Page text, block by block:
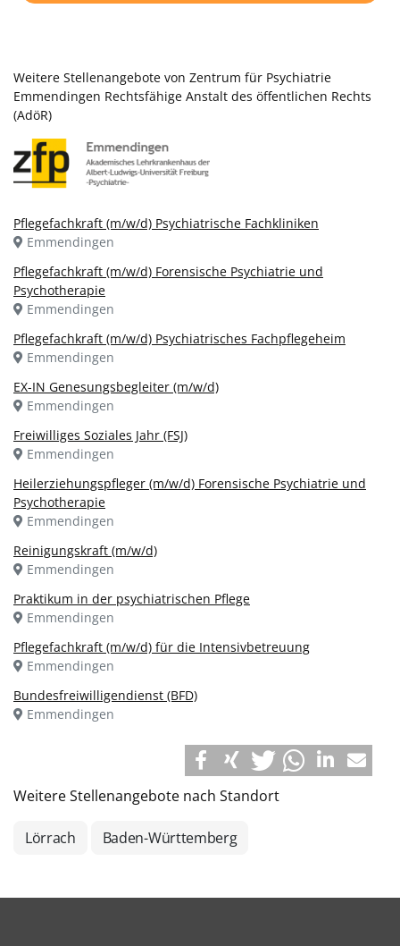
Weitere Stellenangebote von Zentrum für Psychiatrie
Emmendingen Rechtsfähige Anstalt des öffentlichen Rechts
(AdöR)
Pflegefachkraft (m/w/d) Psychiatrische Fachkliniken
Emmendingen
Pflegefachkraft (m/w/d) Forensische Psychiatrie und
Psychotherapie
Emmendingen
Pflegefachkraft (m/w/d) Psychiatrisches Fachpflegeheim
Emmendingen
EX-IN Genesungsbegleiter (m/w/d)
Emmendingen
Freiwilliges Soziales Jahr (FSJ)
Emmendingen
Heilerziehungspfleger (m/w/d) Forensische Psychiatrie und
Psychotherapie
Emmendingen
Reinigungskraft (m/w/d)
Emmendingen
Praktikum in der psychiatrischen Pflege
Emmendingen
Pflegefachkraft (m/w/d) für die Intensivbetreuung
Emmendingen
Bundesfreiwilligendienst (BFD)
Emmendingen
Weitere Stellenangebote nach Standort
Lörrach Baden-Württemberg